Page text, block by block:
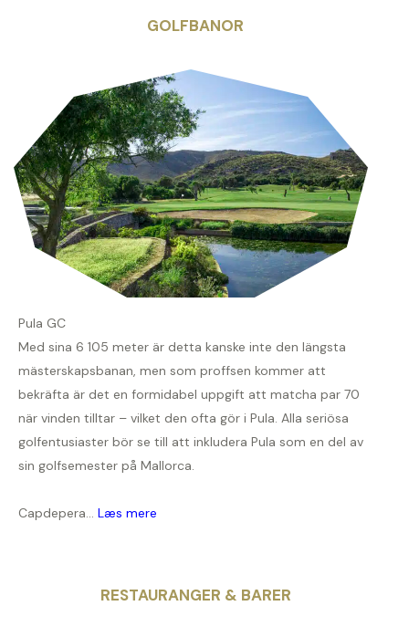
GOLFBANOR
Pula GC
Med sina 6 105 meter är detta kanske inte den längsta
mästerskapsbanan, men som proffsen kommer att
bekräfta är det en formidabel uppgift att matcha par 70
när vinden tilltar – vilket den ofta gör i Pula. Alla seriösa
golfentusiaster bör se till att inkludera Pula som en del av
sin golfsemester på Mallorca.
Capdepera... Læs mere
RESTAURANGER & BARER